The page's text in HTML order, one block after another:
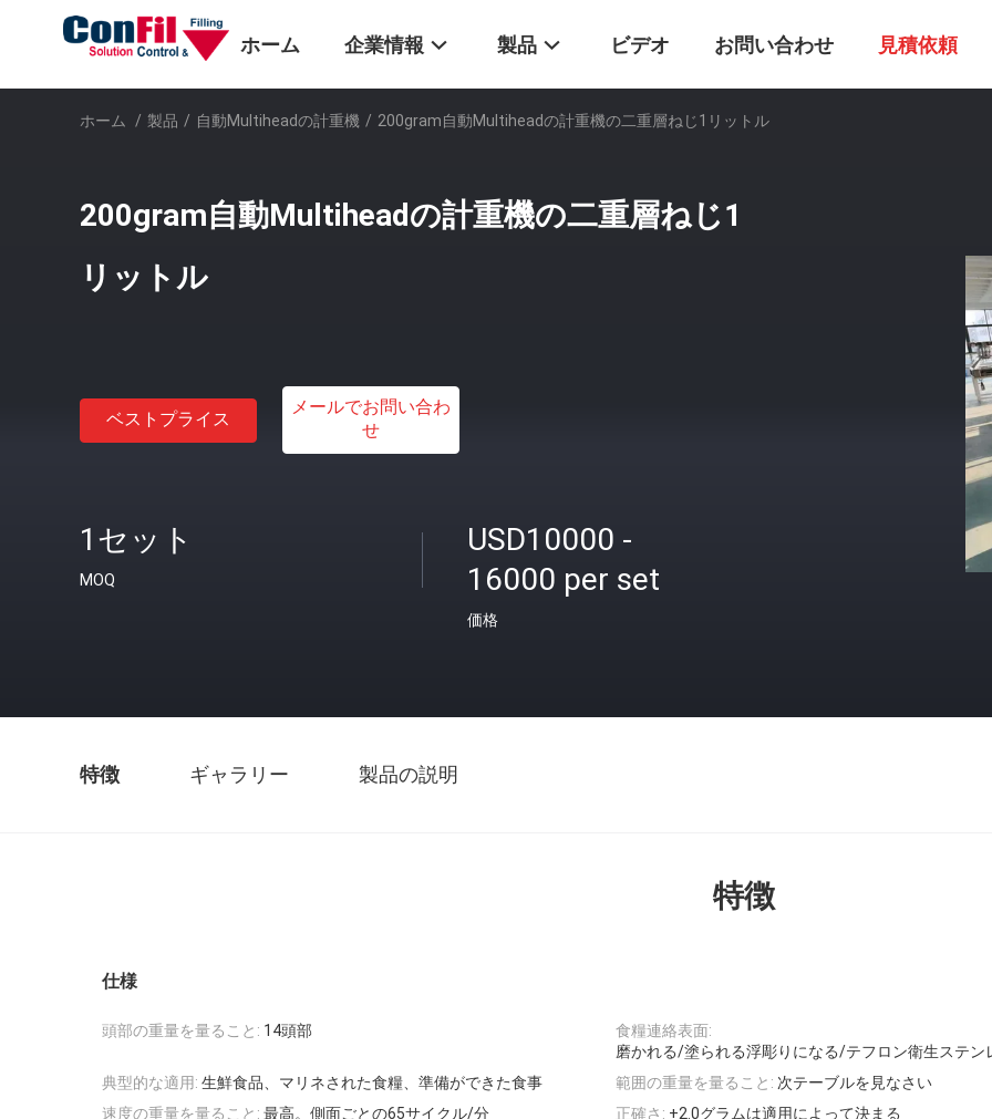
ホーム 企業情報 製品 ビデオ お問い合わせ 見積依頼
ホーム / 製品 / 自動multiheadの計重機 / 200gram自動Multiheadの計重機の二重層ねじ1リットル
200gram自動Multiheadの計重機の二重層ねじ1
リットル
ベストプライス
メールでお問い合わ
せ
1セット
MOQ
USD10000 -
16000 per set
価格
特徴 ギャラリー 製品の説明
特徴
仕様
頭部の重量を量ること: 14頭部
食糧連絡表面:
磨かれる/塗られる浮彫りになる/テフロン衛生ステン
典型的な適用: 生鮮食品、マリネされた食糧、準備ができた食事 範囲の重量を量ること: 次テーブルを見なさい
速度の重量を量ること: 最高。側面ごとの65サイクル/分 正確さ: +2.0グラムは適用によって決まる